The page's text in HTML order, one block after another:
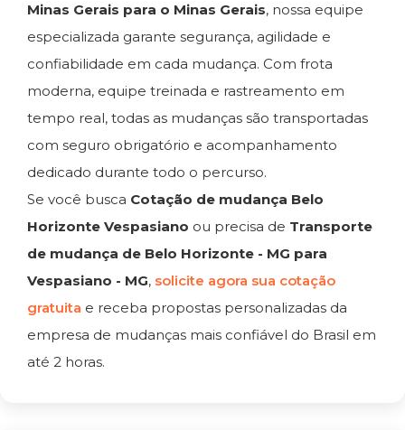
Minas Gerais para o Minas Gerais, nossa equipe
especializada garante segurança, agilidade e
confiabilidade em cada mudança. Com frota
moderna, equipe treinada e rastreamento em
tempo real, todas as mudanças são transportadas
com seguro obrigatório e acompanhamento
dedicado durante todo o percurso.
Se você busca Cotação de mudança Belo
Horizonte Vespasiano ou precisa de Transporte
de mudança de Belo Horizonte - MG para
Vespasiano - MG, solicite agora sua cotação
gratuita e receba propostas personalizadas da
empresa de mudanças mais confiável do Brasil em
até 2 horas.